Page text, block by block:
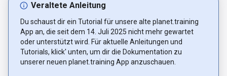
Veraltete Anleitung
Du schaust dir ein Tutorial für unsere alte planet.training
App an, die seit dem 14. Juli 2025 nicht mehr gewartet
oder unterstützt wird. Für aktuelle Anleitungen und
Tutorials, klick' unten, um dir die Dokumentation zu
unserer neuen planet.training App anzuschauen.